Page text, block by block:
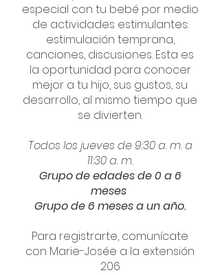
especial con tu bebé por medio
de actividades estimulantes:
estimulación temprana,
canciones, discusiones. Esta es
la oportunidad para conocer
mejor a tu hijo, sus gustos, su
desarrollo, al mismo tiempo que
se divierten.
Todos los jueves de 9:30 a. m. a
11:30 a. m.
Grupo de edades de 0 a 6
meses
Grupo de 6 meses a un año.
Para registrarte, comunícate
con Marie-Josée a la extensión
206